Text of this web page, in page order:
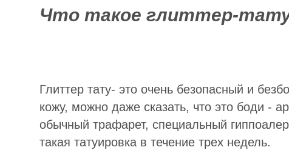
Что такое глиттер-
Глиттер тату- это очень безопасный и
кожу, можно даже сказать, что это боди -
обычный трафарет, специальный
такая татуировка в течение трех недель.